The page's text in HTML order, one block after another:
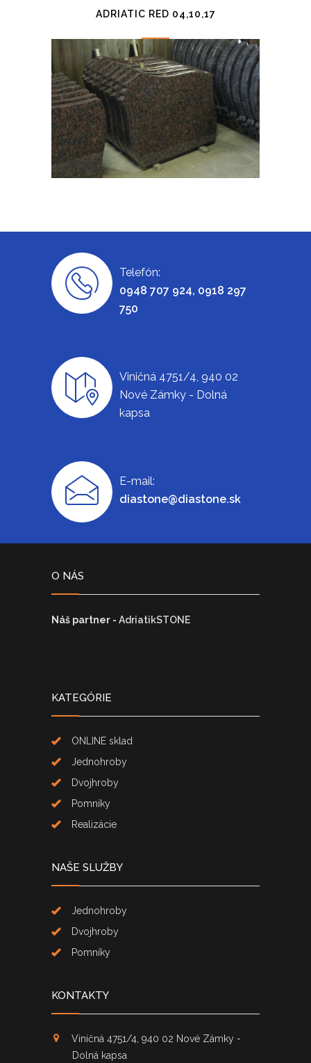
ADRIATIC RED 04,10,17
Telefón:
0948 707 924, 0918 297
750
Viničná 4751/4, 940 02
Nové Zámky - Dolná
kapsa
E-mail:
diastone@diastone.sk
O NÁS
Náš partner - AdriatikSTONE
KATEGÓRIE
ONLINE sklad
Jednohroby
Dvojhroby
Pomníky
Realizácie
NAŠE SLUŽBY
Jednohroby
Dvojhroby
Pomníky
KONTAKTY
Viničná 4751/4, 940 02 Nové Zámky -
Dolná kapsa